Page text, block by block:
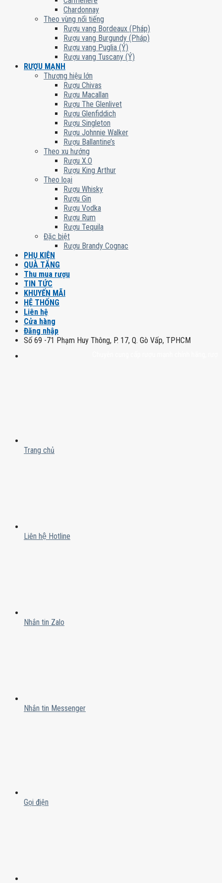
Chardonnay
Theo vùng nổi tiếng
Rượu vang Bordeaux (Pháp)
Rượu vang Burgundy (Pháp)
Rượu vang Puglia (Ý)
Rượu vang Tuscany (Ý)
RƯỢU MẠNH
Thương hiệu lớn
Rượu Chivas
Rượu Macallan
Rượu The Glenlivet
Rượu Glenfiddich
Rượu Singleton
Rượu Johnnie Walker
Rượu Ballantine’s
Theo xu hướng
Rượu X.O
Rượu King Arthur
Theo loại
Rượu Whisky
Rượu Gin
Rượu Vodka
Rượu Rum
Rượu Tequila
Đặc biệt
Rượu Brandy Cognac
PHỤ KIỆN
QUÀ TẶNG
Thu mua rượu
TIN TỨC
KHUYẾN MÃI
HỆ THỐNG
Liên hệ
Cửa hàng
Đăng nhập
Số 69 -71 Phạm Huy Thông, P. 17, Q. Gò Vấp, TPHCM
Trang chủ
Liên hệ Hotline
Nhắn tin Zalo
Nhắn tin Messenger
Gọi điện